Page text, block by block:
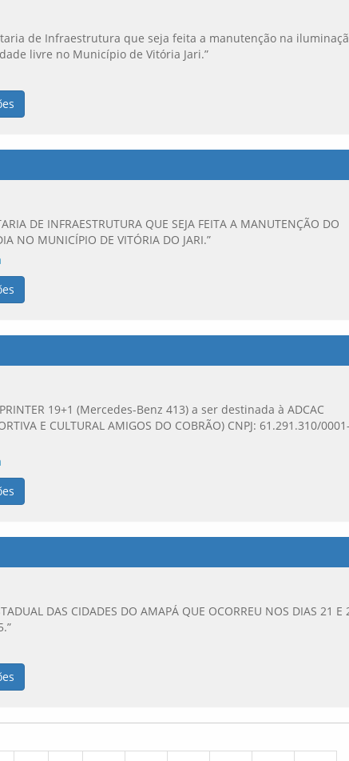
de Infraestrutura que seja feita a manutenção na
livre no Município de Vitória Jari.”
DE INFRAESTRUTURA QUE SEJA FEITA A MANUTENÇÃO DO
NO MUNICÍPIO DE VITÓRIA DO JARI.”
19+1 (Mercedes-Benz 413) a ser destinada à ADCAC
E CULTURAL AMIGOS DO COBRÃO) CNPJ: 61.291.310/
DAS CIDADES DO AMAPÁ QUE OCORREU NOS DIAS 21 E